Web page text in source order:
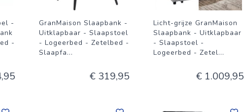
-
-
GranMaison Slaapbank -
Uitklapbaar - Slaapstoel
- Logeerbed - Zetelbed -
Slaapfa...
€ 319,95
Licht-grijze GranMaison
Slaapbank - Uitklapbaar
- Slaapstoel -
Logeerbed - Zetel...
€ 1.009,95